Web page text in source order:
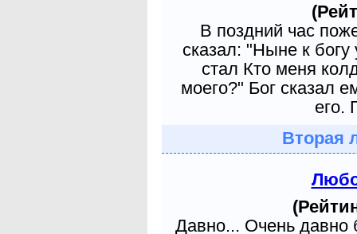
В поздний час
сказал: "Ныне к
стал Кто меня
моего?" Бог сказал
его.
Вторая
Давно... Очень давно